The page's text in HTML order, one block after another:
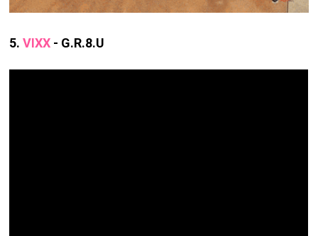
5.VIXX - G.R.8.U